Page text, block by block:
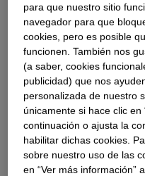
Los elastómeros de
módulos de PV con
plazo y fiabilidad a un costo
bajo. Esto ayuda a las
innovadores y a
éxito sostenible durante
para que nuestro sitio
navegador para que
cookies, pero es posible
funcionen. También nos
(a saber, cookies
publicidad) que nos
personalizada de nuestro
únicamente si hace clic en
continuación o ajusta la
habilitar dichas cookies.
sobre nuestro uso de las
en “Ver más información”